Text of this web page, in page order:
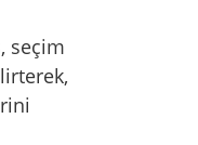
seçim